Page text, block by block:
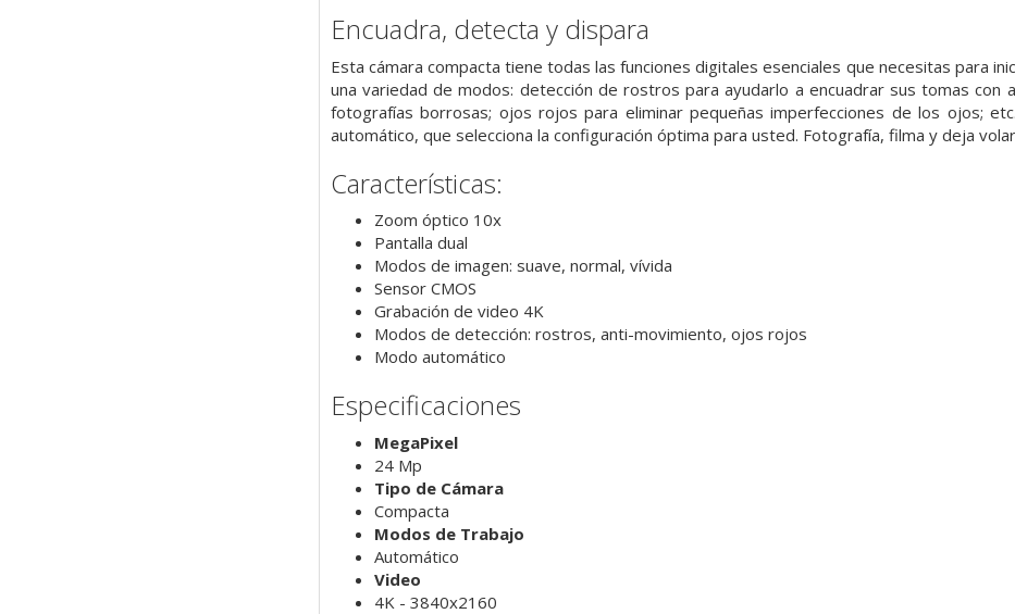
Encuadra, detecta y dispara
Esta cámara compacta tiene todas las funciones digitales esenciales que necesitas para
una variedad de modos: detección de rostros para ayudarlo a encuadrar sus tomas con
fotografías borrosas; ojos rojos para eliminar pequeñas imperfecciones de los ojos;
automático, que selecciona la configuración óptima para usted. Fotografía, filma y deja
Características:
Zoom óptico 10x
Pantalla dual
Modos de imagen: suave, normal, vívida
Sensor CMOS
Grabación de video 4K
Modos de detección: rostros, anti-movimiento, ojos rojos
Modo automático
Especificaciones
MegaPixel
24 Mp
Tipo de Cámara
Compacta
Modos de Trabajo
Automático
Video
4K - 3840x2160